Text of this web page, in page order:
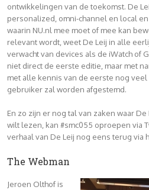
ontwikkelingen van de toekomst. De
personalized, omni-channel en local
waarin NU.nl mee moet of mee kan
relevant wordt, weet De Leij in alle
verwacht van devices als de iWatch of
niet direct de eerste editie, maar met
met alle kennis van de eerste nog veel
gebruiker zal worden afgestemd.
En zo zijn er nog tal van zaken waar
wilt lezen, kan #smc055 oproepen via
verhaal van De Leij nog eens terug via
The Webman
Jeroen Olthof is